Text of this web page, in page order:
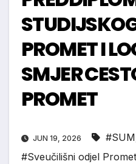
PROMET I
SMJER
PROMET
JUN 19, 2026 #SUM
#Sveučilišni odjel